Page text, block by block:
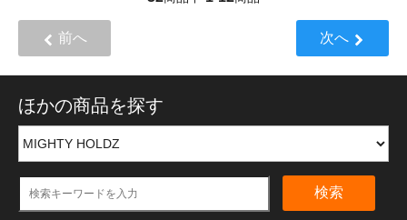
前へ 次へ
ほかの商品を探す
検索